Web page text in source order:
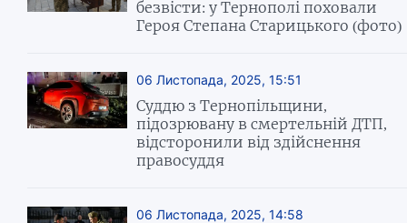
безвісти: у Тернополі поховали
Героя Степана Старицького (фото)
06 Листопада, 2025, 15:51
Суддю з Тернопільщини,
підозрювану в смертельній ДТП,
відсторонили від здійснення
правосуддя
06 Листопада, 2025, 14:58